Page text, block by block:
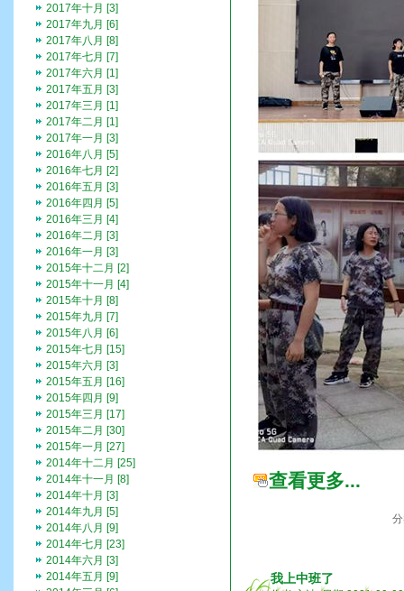
查看更多...
我上中班了
2017年十月 [3]
2017年九月 [6]
2017年八月 [8]
2017年七月 [7]
2017年六月 [1]
2017年五月 [3]
2017年三月 [1]
2017年二月 [1]
2017年一月 [3]
2016年八月 [5]
2016年七月 [2]
2016年五月 [3]
2016年四月 [5]
2016年三月 [4]
2016年二月 [3]
2016年一月 [3]
2015年十二月 [2]
2015年十一月 [4]
2015年十月 [8]
2015年九月 [7]
2015年八月 [6]
2015年七月 [15]
2015年六月 [3]
2015年五月 [16]
2015年四月 [9]
2015年三月 [17]
2015年二月 [30]
2015年一月 [27]
2014年十二月 [25]
2014年十一月 [8]
2014年十月 [3]
2014年九月 [5]
2014年八月 [9]
2014年七月 [23]
2014年六月 [3]
2014年五月 [9]